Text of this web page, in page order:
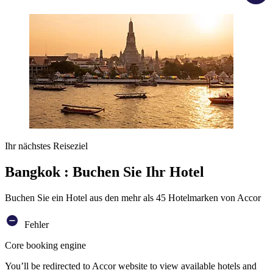
Ihr nächstes Reiseziel
Bangkok : Buchen Sie Ihr Hotel
Buchen Sie ein Hotel aus den mehr als 45 Hotelmarken von Accor
Fehler
Core booking engine
You’ll be redirected to Accor website to view available hotels and